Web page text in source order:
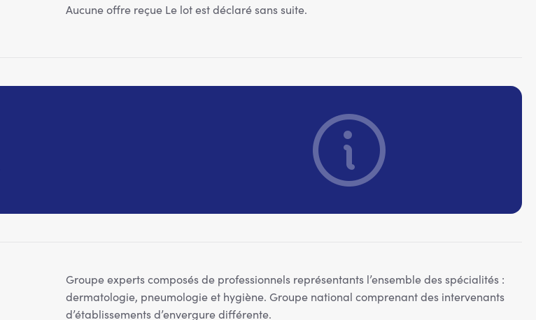
Aucune offre reçue Le lot est déclaré sans suite.
Groupe experts composés de professionnels représentants l’ensemble des spécialités :
dermatologie, pneumologie et hygiène. Groupe national comprenant des intervenants
d’établissements d’envergure différente.